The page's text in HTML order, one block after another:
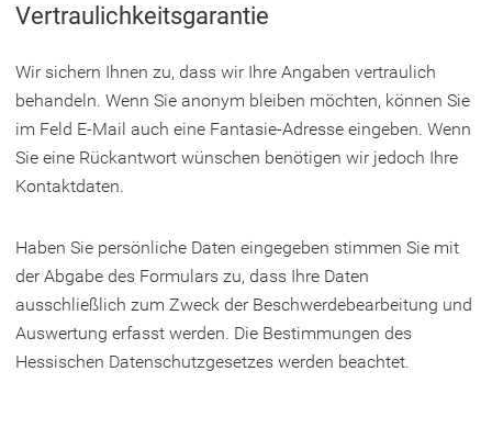
Feld
Vertraulichkeitsgarantie
Wir sichern Ihnen zu, dass wir Ihre Angaben vertraulich
behandeln. Wenn Sie anonym bleiben möchten, können Sie
im Feld E-Mail auch eine Fantasie-Adresse eingeben. Wenn
Sie eine Rückantwort wünschen benötigen wir jedoch Ihre
Kontaktdaten.
Haben Sie persönliche Daten eingegeben stimmen Sie mit
der Abgabe des Formulars zu, dass Ihre Daten
ausschließlich zum Zweck der Beschwerdebearbeitung und
Auswertung erfasst werden. Die Bestimmungen des
Hessischen Datenschutzgesetzes werden beachtet.